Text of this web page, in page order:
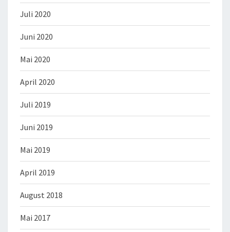
Juli 2020
Juni 2020
Mai 2020
April 2020
Juli 2019
Juni 2019
Mai 2019
April 2019
August 2018
Mai 2017